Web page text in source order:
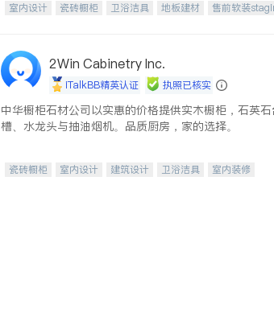
室内设计 瓷砖橱柜 卫浴洁具 地板建材 售前软装
2Win Cabinetry Inc.
iTalkBB精英认证 执照已核实
中华橱柜石材公司以实惠的价格提供实木橱柜，石英
槽、水龙头与抽油烟机。品质厨房，家的选择。
瓷砖橱柜 室内设计 建筑设计 卫浴洁具 室内装修